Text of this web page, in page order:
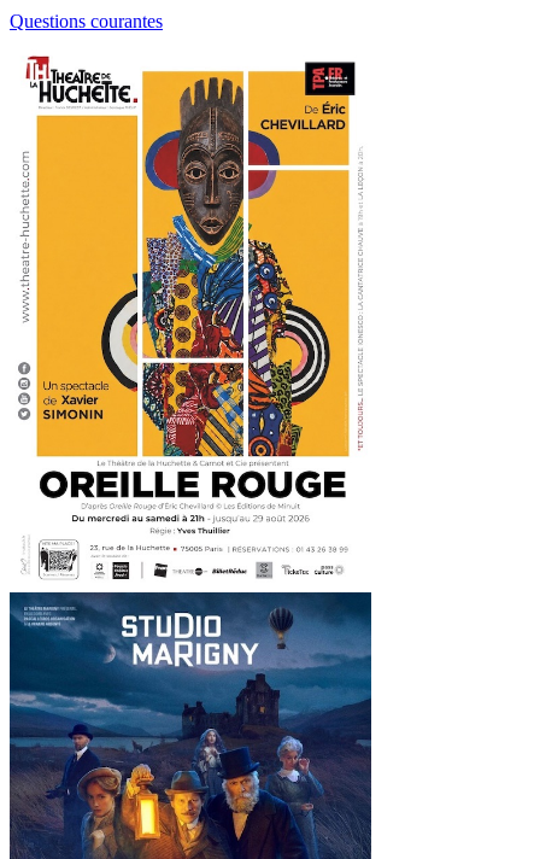
Questions courantes